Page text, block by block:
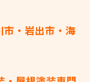
市・岩出市・海